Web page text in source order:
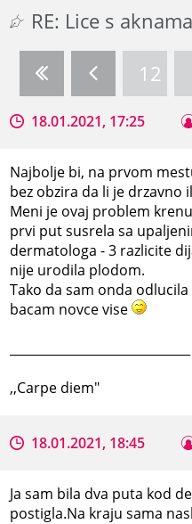
RE: Lice s
12
18.01.2021, 17:25
Najbolje bi, na prvom
bez obzira da li je drzavno
Meni je ovaj problem
prvi put susrela sa
dermatologa - 3 razlicite
nije urodila plodom.
Tako da sam onda
bacam novce vise
,,Carpe diem"
18.01.2021, 18:45
Ja sam bila dva puta kod
postigla.Na kraju sama